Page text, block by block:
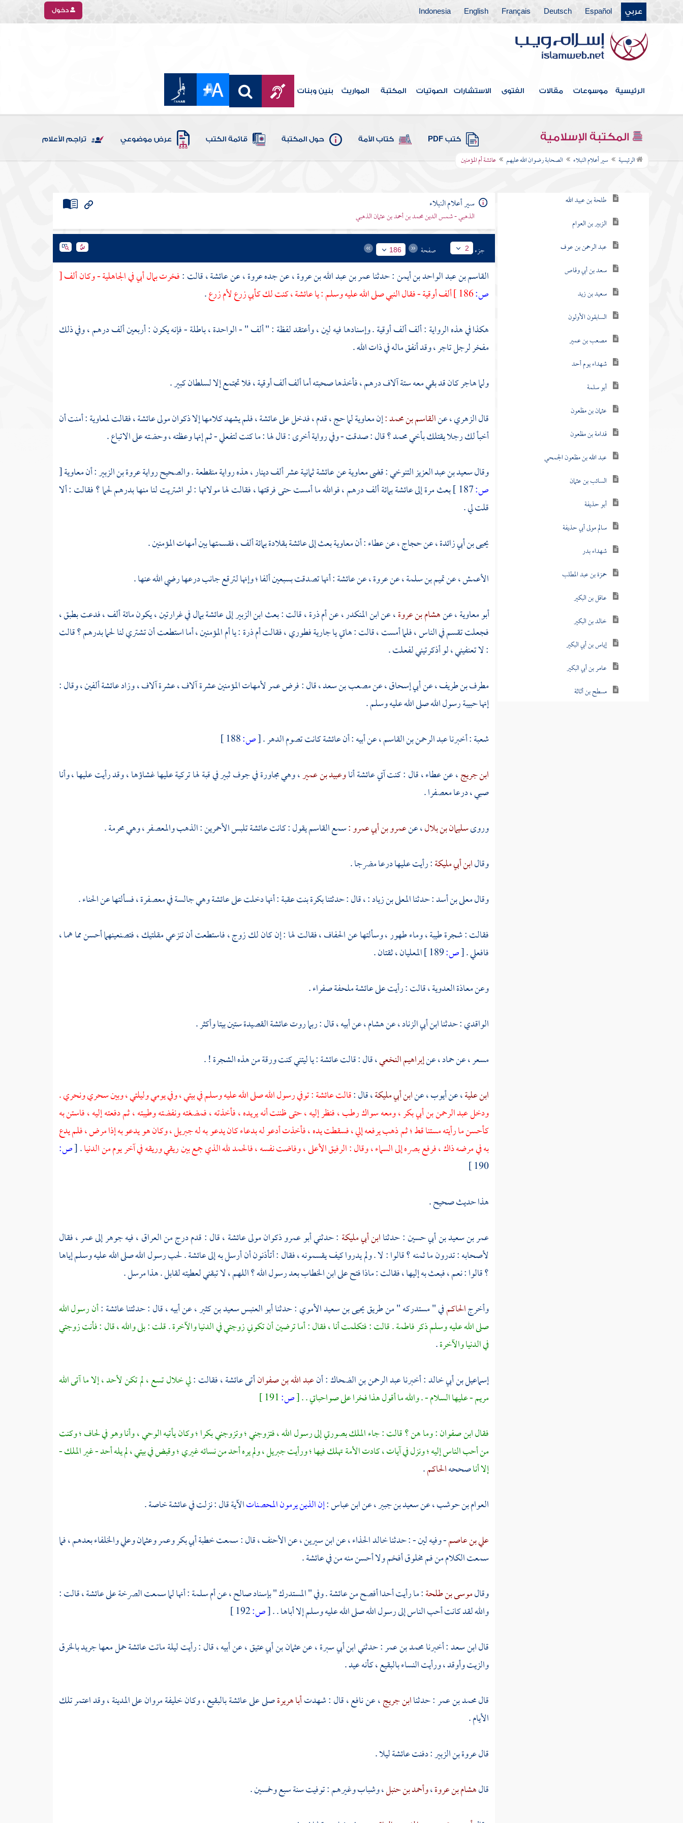
عربي Español
Deutsch
Français
English
Indonesia دخول
الرئيسية موسوعات مقالات الفتوى الاستشارات الصوتيات المكتبة المواريث بنين وبنات
المكتبة الإسلامية كتب PDF كتاب الأمة حول المكتبة قائمة الكتب عرض موضوعي تراجم الأعلام
الرئيسية سير أعلام النبلاء الصحابة رضوان الله عليهم عائشة أم المؤمنين
فهرس الكتاب
الصحابة رضوان الله عليهم
طلحة بن عبيد الله
الزبير بن العوام
عبد الرحمن بن عوف
سعد بن أبي وقاص
سعيد بن زيد
السابقون الأولون
مصعب بن عمير
شهداء يوم أحد
أبو سلمة
عثمان بن مظعون
قدامة بن مظعون
عبد الله بن مظعون الجمحي
السائب بن عثمان
أبو حذيفة
سالم مولى أبي حذيفة
شهداء بدر
حمزة بن عبد المطلب
عاقل بن البكير
خالد بن البكير
إياس بن أبي البكير
عامر بن أبي البكير
مسطح بن أثاثة
سير أعلام النبلاء
الذهبي - شمس الدين محمد بن أحمد بن عثمان الذهبي
جزء 2 صفحة 186
القاسم بن عبد الواحد بن أيمن: حدثناعمر بن عبد الله بن عروة، عن جدهعروة، عنعائشة، قالت :فخرت بمال أبي في الجاهلية - وكان ألف[
ص:
ألف أوقية - فقال النبي صلى الله عليه وسلم : ياعائشة، كنت لككأبي زرعلأم زرع.
هكذا في هذه الرواية : ألف ألف أوقية . وإسنادها فيه لين ، وأعتقد لفظة : " ألف " - الواحدة ، باطلة - فإنه يكون : أربعين ألف درهم ، وفي ذلك
مفخر لرجل تاجر ، وقد أنفق ماله في ذات الله .
ولما هاجر كان قد بقي معه ستة آلاف درهم ، فأخذها صحبته أما ألف ألف أوقية ، فلا تجتمع إلا لسلطان كبير .
قالالزهري ،عنالقاسم بن محمد :إنمعاويةلما حج ، قدم ، فدخل علىعائشة، فلم يشهد كلامها إلاذكوانمولىعائشة، فقالتلمعاوية: أمنت أن
أخبأ لك رجلا يقتلك بأخيمحمد؟ قال : صدقت - وفي رواية أخرى : قال لها : ما كنت لتفعلي - ثم إنها وعظته ، وحضته على الاتباع .
وقالسعيد بن عبد العزيز التنوخي: قضىمعاويةعنعائشةثمانية عشر ألف دينار ، هذه رواية منقطعة . والصحيح روايةعروة بن الزبير: أنمعاوية[
ص:
بعث مرة إلىعائشةبمائة ألف درهم ، فوالله ما أمست حتى فرقتها ، فقالت لها مولاتها : لو اشتريت لنا منها بدرهم لحما ؟ فقالت : ألا
قلت لي .
يحيى بن أبي زائدة، عنحجاج، عنعطاء: أنمعاويةبعث إلىعائشةبقلادة بمائة ألف ، فقسمتها بين أمهات المؤمنين .
الأعمش، عنتميم بن سلمة، عنعروة، عنعائشة: أنها تصدقت بسبعين ألفا ؛ وإنها لترقع جانب درعها رضي الله عنها .
أبو معاوية، عنهشام بن عروة، عنابن المنكدر، عنأم ذرة، قالت : بعثابن الزبيرإلىعائشةبمال في غرارتين ، يكون مائة ألف ، فدعت بطبق ،
فجعلت تقسم في الناس ، فلما أمست ، قالت : هاتي يا جارية فطوري ، فقالتأم ذرة: يا أم المؤمنين ، أما استطعت أن تشتري لنا لحما بدرهم ؟ قالت
: لا تعنفيني ، لو أذكرتيني لفعلت .
مطرف بن طريف، عنأبي إسحاق، عنمصعب بن سعد، قال : فرضعمرلأمهات المؤمنين عشرة آلاف ، عشرة آلاف ، وزادعائشةألفين ، وقال :
إنها حبيبة رسول الله صلى الله عليه وسلم .
شعبة: أخبرناعبد الرحمن بن القاسم، عن أبيه : أنعائشةكانت تصوم الدهر .[ص:
ابن جريج، عنعطاء، قال : كنت آتيعائشةأناوعبيد بن عمير، وهي مجاورة في جوف ثبير في قبة لها تركية عليها غشاؤها ، وقد رأيت عليها ، وأنا
صبي ، درعا معصفرا .
وروىسليمان بن بلال، عنعمرو بن أبي عمرو :سمعالقاسميقول : كانتعائشةتلبس الأحمرين : الذهب والمعصفر ، وهي محرمة .
وقالابن أبي مليكة: رأيت عليها درعا مضرجا .
وقالمعلى بن أسد: حدثناالمعلى بن زياد: ، قال : حدثتنابكرة بنت عقبة: أنها دخلت علىعائشةوهي جالسة في معصفرة ، فسألتها عن الحناء .
فقالت : شجرة طيبة ، وماء طهور ، وسألتها عن الحفاف ، فقالت لها : إن كان لك زوج ، فاستطعت أن تنزعي مقلتيك ، فتصنعينهما أحسن مما هما ،
فافعلي .[ص:
المعليان ، ثقتان .
وعنمعاذة العدوية، قالت : رأيت علىعائشةملحفة صفراء .
الواقدي: حدثناابن أبي الزناد، عنهشام، عن أبيه ، قال : ربما روتعائشةالقصيدة ستين بيتا وأكثر .
مسعر، عنحماد ،عنإبراهيم النخعي، قال : قالتعائشة: يا ليتني كنت ورقة من هذه الشجرة ! .
ابن علية، عنأيوب، عنابن أبي مليكة، قال :قالتعائشة: توفي رسول الله صلى الله عليه وسلم في بيتي ، وفي يومي وليلتي ، وبين سحري ونحري .
ودخلعبد الرحمن بن أبي بكر، ومعه سواك رطب ، فنظر إليه ، حتى ظننت أنه يريده ، فأخذته ، فمضغته ونفضته وطيبته ، ثم دفعته إليه ، فاستن به
كأحسن ما رأيته مستنا قط ؛ ثم ذهب يرفعه إلي ، فسقطت يده ، فأخذت أدعو له بدعاء كان يدعو به لهجبريل، وكان هو يدعو به إذا مرض ، فلم يدع
به في مرضه ذاك ، فرفع بصره إلى السماء ، وقال : الرفيق الأعلى ، وفاضت نفسه ، فالحمد لله الذي جمع بين ريقي وريقه في آخر يوم من الدنيا.
[ص:
190 ]
هذا حديث صحيح .
عمر بن سعيد بن أبي حسين: حدثناابن أبي مليكة : حدثنيأبو عمرو ذكوان مولى عائشة، قال : قدم درج منالعراق، فيه جوهر إلىعمر، فقال
لأصحابه : تدرون ما ثمنه ؟ قالوا : لا . ولم يدروا كيف يقسمونه ، فقال : أتأذنون أن أرسل به إلىعائشة. لحب رسول الله صلى الله عليه وسلم إياها
؟ قالوا : نعم ، فبعث به إليها ، فقالت : ماذا فتح علىابن الخطاببعد رسول الله ؟ اللهم ، لا تبقني لعطيته لقابل . هذا مرسل .
وأخرجالحاكمفي " مستدركه " من طريقيحيى بن سعيد الأموي: حدثناأبو العنبس سعيد بن كثير، عن أبيه ، قال : حدثتناعائشة:أن رسول الله
صلى الله عليه وسلم ذكرفاطمة. قالت : فتكلمت أنا ، فقال : أما ترضين أن تكوني زوجتي في الدنيا والآخرة . قلت : بلى والله ، قال : فأنت زوجتي
في الدنيا والآخرة.
إسماعيل بن أبي خالد: أخبرناعبد الرحمن بن الضحاك: أنعبد الله بن صفوانأتىعائشة، فقالت :لي خلال تسع ، لم تكن لأحد ، إلا ما آتى الله
مريم- عليها السلام - . والله ما أقول هذا فخرا على صواحباتي . .[ص:
فقالابن صفوان: وما هن ؟ قالت : جاء الملك بصورتي إلى رسول الله ، فتزوجني ؛ وتزوجني بكرا ؛ وكان يأتيه الوحي ، وأنا وهو في لحاف ؛ وكنت
من أحب الناس إليه ؛ ونزل في آيات ، كادت الأمة تهلك فيها ؛ ورأيتجبريل، ولم يره أحد من نسائه غيري ؛ وقبض في بيتي ، لم يله أحد - غير الملك -
إلا أناصححهالحاكم.
العوام بن حوشب، عنسعيد بن جبير، عنابن عباس:إن الذين يرمون المحصناتالآية قال : نزلت فيعائشةخاصة .
علي بن عاصم- وفيه لين - : حدثناخالد الحذاء، عنابن سيرين، عنالأحنف، قال : سمعت خطبةأبي بكروعمروعثمانوعليوالخلفاء بعدهم ، فما
سمعت الكلام من فم مخلوق أفخم ولا أحسن منه من فيعائشة.
وقالموسى بن طلحة: ما رأيت أحدا أفصح منعائشة. وفي " المستدرك " بإسناد صالح ، عنأم سلمة: أنها لما سمعت الصرخة علىعائشة، قالت :
والله لقد كانت أحب الناس إلى رسول الله صلى الله عليه وسلم إلا أباها . .[ص:
قالابن سعد: أخبرنامحمد بن عمر: حدثنيابن أبي سبرة، عنعثمان بن أبي عتيق، عن أبيه ، قال : رأيت ليلة ماتت عائشة حمل معها جريد بالخرق
والزيت وأوقد ، ورأيت النساء بالبقيع ، كأنه عيد .
قالمحمد بن عمر: حدثناابن جريج، عننافع، قال : شهدتأبا هريرةصلى علىعائشةبالبقيع، وكان خليفةمروانعلىالمدينة، وقد اعتمر تلك
الأيام .
قالعروة بن الزبير: دفنتعائشةليلا .
قالهشام بن عروة،وأحمد بن حنبل، وشباب وغيرهم : توفيت سنة سبع وخمسين .